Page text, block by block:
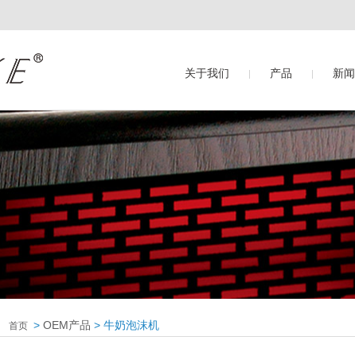
关于我们 产品 新闻
首页 > OEM产品 > 牛奶泡沫机